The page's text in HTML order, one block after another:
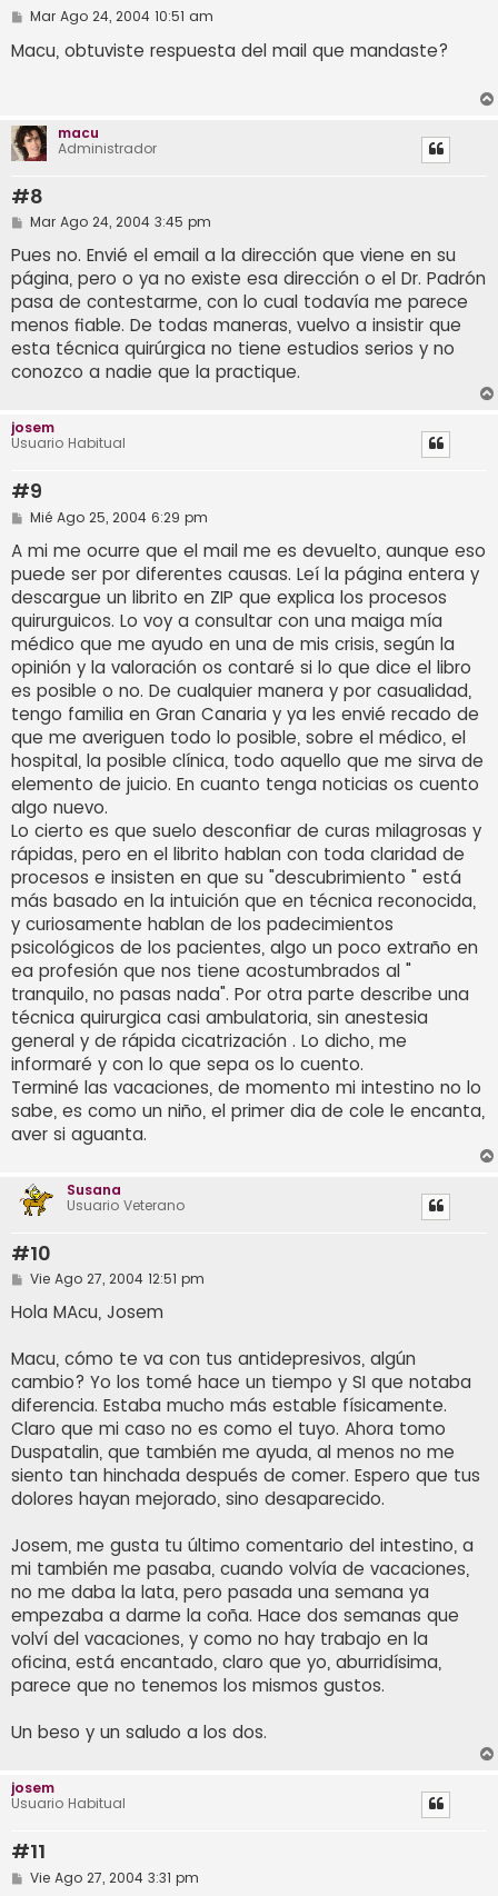
M
n
s
Mar Ago 24, 2004 10:51 am
Macu, obtuviste respuesta del mail que mandaste?
macu
Administrador
#8
M
n
s
a
j
e
Mar Ago 24, 2004 3:45 pm
Pues no. Envié el email a la dirección que viene en su
página, pero o ya no existe esa dirección o el Dr. Padrón
pasa de contestarme, con lo cual todavía me parece
menos fiable. De todas maneras, vuelvo a insistir que
esta técnica quirúrgica no tiene estudios serios y no
conozco a nadie que la practique.
josem
Usuario Habitual
#9
M
n
s
a
j
e
Mié Ago 25, 2004 6:29 pm
A mi me ocurre que el mail me es devuelto, aunque eso
puede ser por diferentes causas. Leí la página entera y
descargue un librito en ZIP que explica los procesos
quirurguicos. Lo voy a consultar con una maiga mía
médico que me ayudo en una de mis crisis, según la
opinión y la valoración os contaré si lo que dice el libro
es posible o no. De cualquier manera y por casualidad,
tengo familia en Gran Canaria y ya les envié recado de
que me averiguen todo lo posible, sobre el médico, el
hospital, la posible clínica, todo aquello que me sirva de
elemento de juicio. En cuanto tenga noticias os cuento
algo nuevo.
Lo cierto es que suelo desconfiar de curas milagrosas y
rápidas, pero en el librito hablan con toda claridad de
procesos e insisten en que su "descubrimiento " está
más basado en la intuición que en técnica reconocida,
y curiosamente hablan de los padecimientos
psicológicos de los pacientes, algo un poco extraño en
ea profesión que nos tiene acostumbrados al "
tranquilo, no pasas nada". Por otra parte describe una
técnica quirurgica casi ambulatoria, sin anestesia
general y de rápida cicatrización . Lo dicho, me
informaré y con lo que sepa os lo cuento.
Terminé las vacaciones, de momento mi intestino no lo
sabe, es como un niño, el primer dia de cole le encanta,
aver si aguanta.
Susana
Usuario Veterano
#10
M
n
s
j
e
Vie Ago 27, 2004 12:51 pm
Hola MAcu, Josem
Macu, cómo te va con tus antidepresivos, algún
cambio? Yo los tomé hace un tiempo y SI que notaba
diferencia. Estaba mucho más estable físicamente.
Claro que mi caso no es como el tuyo. Ahora tomo
Duspatalin, que también me ayuda, al menos no me
siento tan hinchada después de comer. Espero que tus
dolores hayan mejorado, sino desaparecido.
Josem, me gusta tu último comentario del intestino, a
mi también me pasaba, cuando volvía de vacaciones,
no me daba la lata, pero pasada una semana ya
empezaba a darme la coña. Hace dos semanas que
volví del vacaciones, y como no hay trabajo en la
oficina, está encantado, claro que yo, aburridísima,
parece que no tenemos los mismos gustos.
Un beso y un saludo a los dos.
josem
Usuario Habitual
#11
M
Vie Ago 27, 2004 3:31 pm